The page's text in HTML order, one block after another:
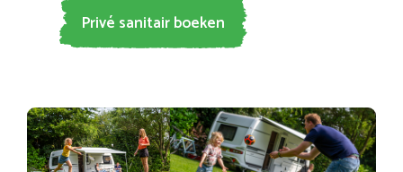
Privé sanitair boeken